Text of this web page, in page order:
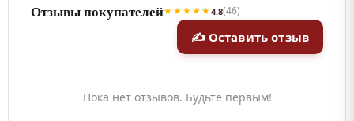
Отзывы покупателей★★★★★4.8(46)
✍ Оставить отзыв
Пока нет отзывов. Будьте первым!